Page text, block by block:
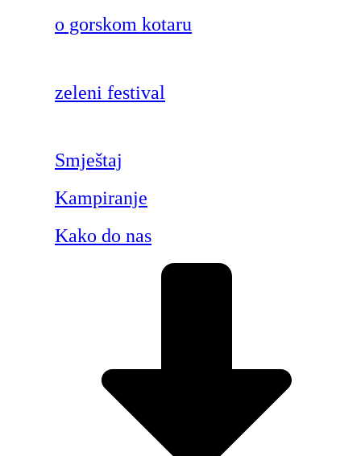
o gorskom kotaru
zeleni festival
Smještaj
Kampiranje
Kako do nas